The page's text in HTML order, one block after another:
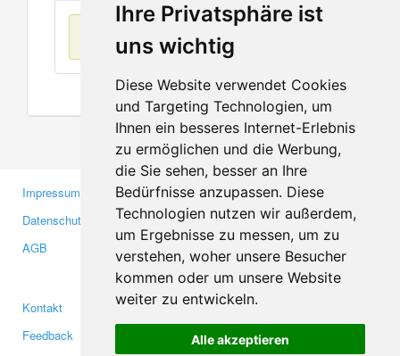
Ihre Privatsphäre ist
uns wichtig
Diese Website verwendet Cookies
und Targeting Technologien, um
Ihnen ein besseres Internet-Erlebnis
zu ermöglichen und die Werbung,
die Sie sehen, besser an Ihre
Bedürfnisse anzupassen. Diese
Technologien nutzen wir außerdem,
um Ergebnisse zu messen, um zu
verstehen, woher unsere Besucher
kommen oder um unsere Website
weiter zu entwickeln.
Alle akzeptieren
Keine Einträge
Impressum
Datenschutzerklärung
AGB
Gewerbetreibende
Investoren
Medien
Kontakt
Feedback
Facebook
Twitter